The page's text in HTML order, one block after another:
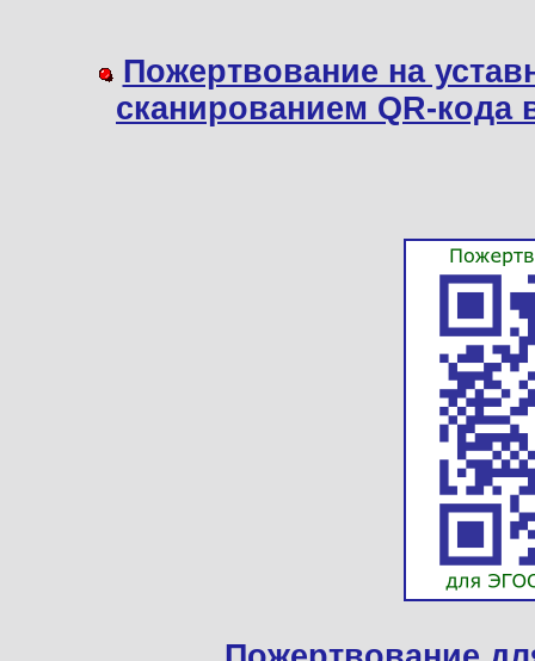
Пожертвование на
сканированием QR-